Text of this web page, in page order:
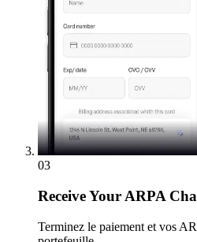
03
ReceiveYour ARPA
Terminez le paiement et vos